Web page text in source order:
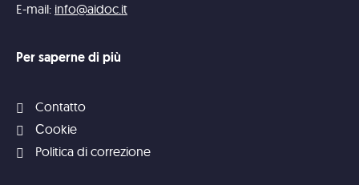
E-mail: info@aidoc.it
Per saperne di più
Contatto
Сookie
Politica di correzione